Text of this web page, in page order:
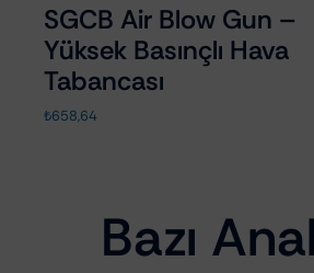
SGCB Air Blow Gun –
Yüksek Basınçlı Hava
Tabancası
₺658,64
Bazı